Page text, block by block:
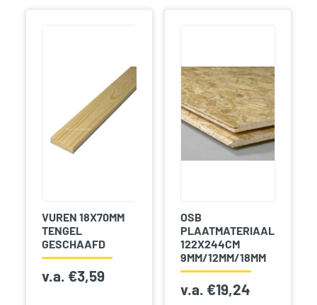
VUREN 18X70MM
TENGEL
GESCHAAFD
v.a. €3,59
OSB
PLAATMATERIAAL
122X244CM
9MM/12MM/18MM
v.a. €19,24